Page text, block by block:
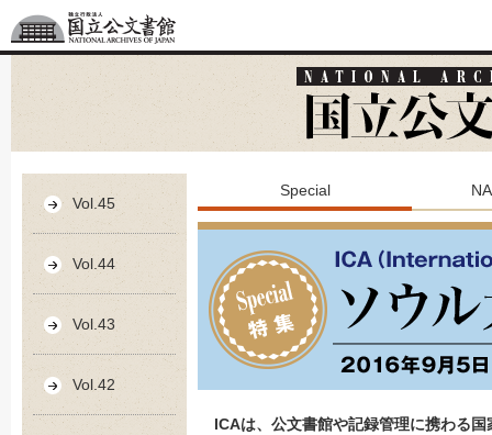
Vol.45
Vol.44
Vol.43
Vol.42
Special
ICAは、公文書館や記録管理に携わる